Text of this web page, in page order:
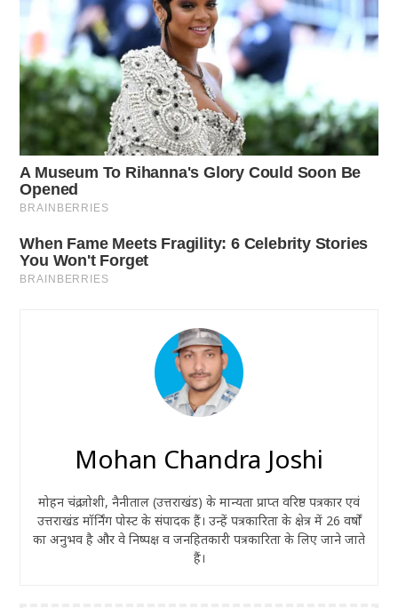
Mohan Chandra Joshi
मोहन चंद्र जोशी, नैनीताल (उत्तराखंड) के मान्यता प्राप्त वरिष्ठ पत्रकार एवं
उत्तराखंड मॉर्निंग पोस्ट के संपादक हैं। उन्हें पत्रकारिता के क्षेत्र में 26 वर्षों
का अनुभव है और वे निष्पक्ष व जनहितकारी पत्रकारिता के लिए जाने जाते
हैं।